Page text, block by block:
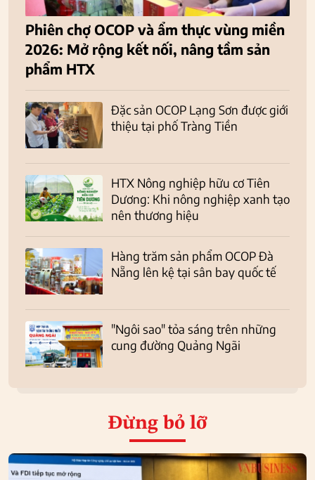
Phiên chợ OCOP và ẩm thực vùng miền
2026: Mở rộng kết nối, nâng tầm sản
phẩm HTX
Đặc sản OCOP Lạng Sơn được giới
thiệu tại phố Tràng Tiền
HTX Nông nghiệp hữu cơ Tiên
Dương: Khi nông nghiệp xanh tạo
nên thương hiệu
Hàng trăm sản phẩm OCOP Đà
Nẵng lên kệ tại sân bay quốc tế
"Ngôi sao" tỏa sáng trên những
cung đường Quảng Ngãi
Đừng bỏ lỡ